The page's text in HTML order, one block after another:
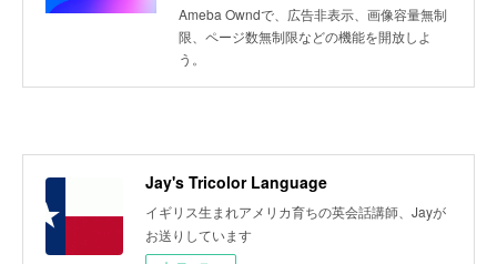
Ameba Owndで、広告非表示、画像容量無制
限、ページ数無制限などの機能を開放しよ
う。
Jay's Tricolor Language
イギリス生まれアメリカ育ちの英会話講師、Jayが
お送りしています